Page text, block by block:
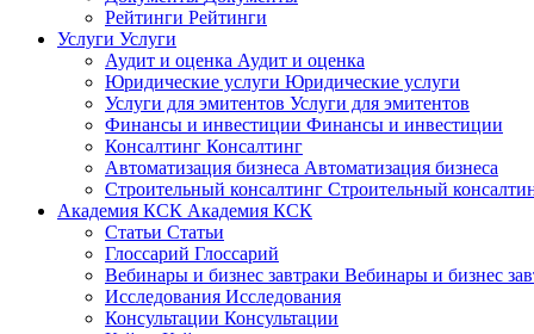
Рейтинги Рейтинги
Услуги Услуги
Аудит и оценка Аудит и оценка
Юридические услуги Юридические услуги
Услуги для эмитентов Услуги для эмитентов
Финансы и инвестиции Финансы и инвестиции
Консалтинг Консалтинг
Автоматизация бизнеса Автоматизация бизнеса
Строительный консалтинг Строительный
Академия КСК Академия КСК
Статьи Статьи
Глоссарий Глоссарий
Вебинары и бизнес завтраки Вебинары и бизнес
Исследования Исследования
Консультации Консультации